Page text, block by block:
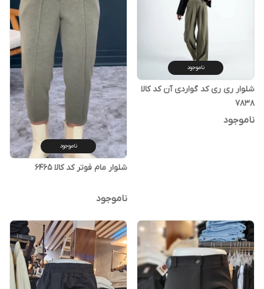
ناموجود
شلوار ری ری کد گواردی آن کد کالا
۷۸۳۸
ناموجود
ناموجود
شلوار مام فوتر کد کالا ۶۴۶۵
ناموجود